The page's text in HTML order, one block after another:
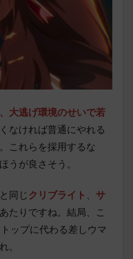
大逃げ環境のせいで若
なければ普通にやれる
。これらを採用するな
うが良さそう。
同じ クリブライト
サ
あたりですね。結局、こ
ップに代わる差しウマ
。